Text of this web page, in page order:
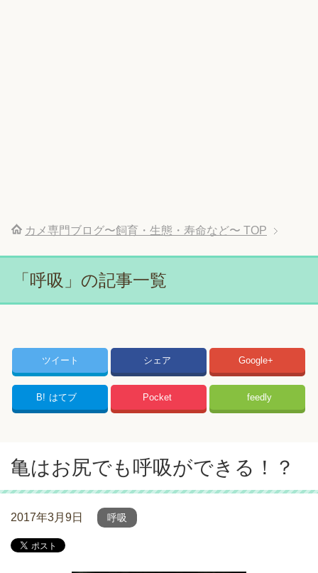
カメ専門ブログ〜飼育・生態・寿命など〜 TOP
「呼吸」の記事一覧
ツイート シェア Google+
B! はてブ Pocket feedly
亀はお尻でも呼吸ができる！？
2017年3月9日 呼吸